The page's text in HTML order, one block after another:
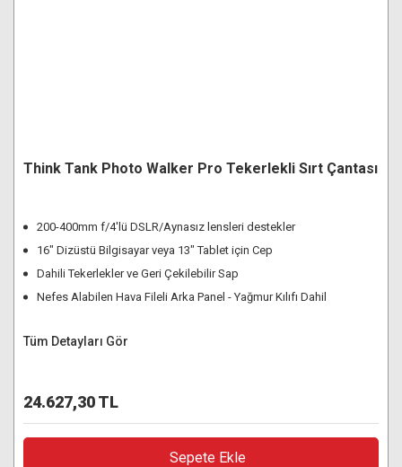
Think Tank Photo Walker Pro Tekerlekli Sırt Çantası
200-400mm f/4'lü DSLR/Aynasız lensleri destekler
16" Dizüstü Bilgisayar veya 13" Tablet için Cep
Dahili Tekerlekler ve Geri Çekilebilir Sap
Nefes Alabilen Hava Fileli Arka Panel - Yağmur Kılıfı Dahil
Tüm Detayları Gör
24.627,30 TL
Sepete Ekle